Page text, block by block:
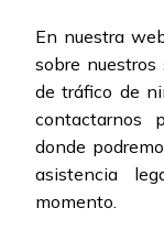
En nuestra
sobre
de tráfico de
contactarnos
donde
asistencia
momento.